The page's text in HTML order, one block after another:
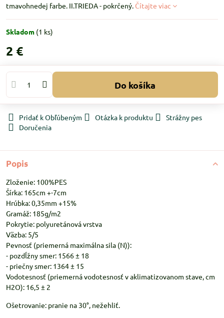
tmavohnedej farbe. II.TRIEDA - pokrčený. Čítajte viac
Skladom (1 ks)
2 €
Do košíka
Pridať k Obľúbeným Otázka k produktu
Strážny pes
Doručenia
Popis
Zloženie: 100%PES
Šírka: 165cm +-7cm
Hrúbka: 0,35mm +15%
Gramáž: 185g/m2
Pokrytie: polyuretánová vrstva
Väzba: 5/5
Pevnosť (priemerná maximálna sila (N)):
- pozdĺžny smer: 1566 ± 18
- priečny smer: 1364 ± 15
Vodotesnosť (priemerná vodotesnosť v aklimatizovanom stave, cm
H2O): 16,5 ± 2
Ošetrovanie: pranie na 30°, nežehliť.